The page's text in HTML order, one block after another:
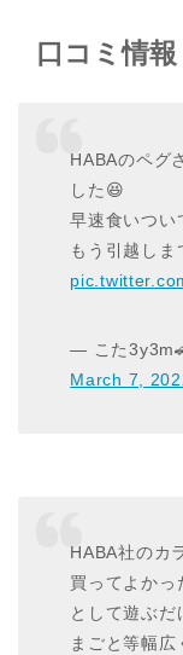
口コミ情報
HABAのペグ
した😆
早速食いつい
もう引越しま
— こた
March 7,
HABA社のカ
買ってよかっ
として遊ぶだ
まごと等幅広